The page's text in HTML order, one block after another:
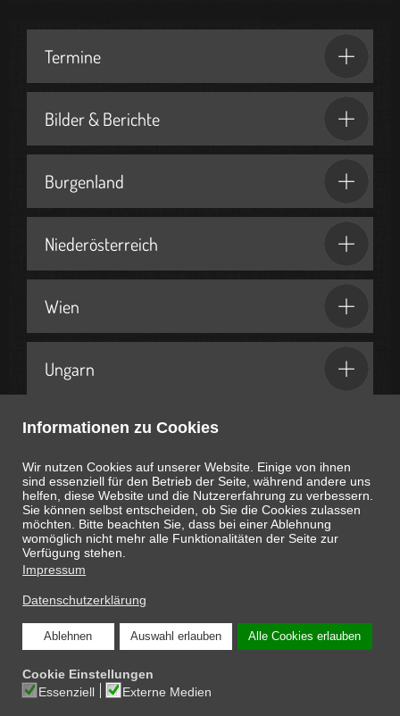
Informationen zu Cookies
Wir nutzen Cookies auf unserer Website. Einige von ihnen
sind essenziell für den Betrieb der Seite, während andere uns
helfen, diese Website und die Nutzererfahrung zu verbessern.
Sie können selbst entscheiden, ob Sie die Cookies zulassen
möchten. Bitte beachten Sie, dass bei einer Ablehnung
womöglich nicht mehr alle Funktionalitäten der Seite zur
Verfügung stehen.
Impressum
Datenschutzerklärung
Ablehnen Auswahl erlauben Alle Cookies erlauben
Cookie Einstellungen
Essenziell
Externe Medien
Termine
Bilder & Berichte
Burgenland
Niederösterreich
Wien
Ungarn
Geschenkideen & Partner
Heute istAugust 8, 2026 08:16:33Uhr
COPYRIGHT © 2026 ONLINE-MAGAZIN SCHNAPPEN.AT: DIE INTERESSANTEN